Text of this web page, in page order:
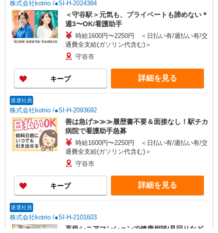
株式会社kotrio /●SI-H-2024384
＜守谷駅＞元気も、プライベートも諦めない＊
週3〜OK/看護助手
時給1600円〜2250円 ＜日払い有/週払い有/交
通費全支給(ガソリン代含む)＞
守谷市
キープ 詳細を見る
派遣社員
株式会社kotrio /●SI-H-2093692
善は急げ≫≫≫履歴書不要＆面接なし！駅チカ
病院で看護助手急募
時給1600円〜2250円 ＜日払い有/週払い有/交
通費全支給(ガソリン代含む)＞
守谷市
キープ 詳細を見る
派遣社員
株式会社kotrio /●SI-H-2101603
高級シニアマンションで健康相談/見回りなど